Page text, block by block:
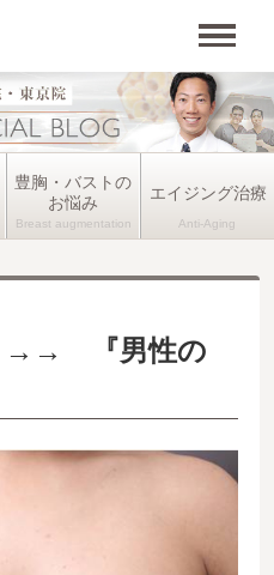
豊胸・バストの
お悩み
エイジング治療
→→ 『男性の